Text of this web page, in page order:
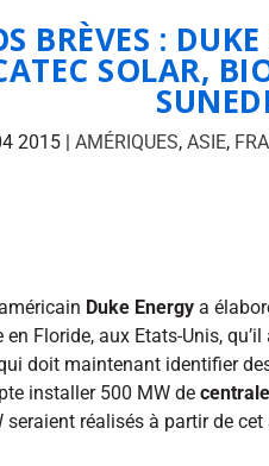
BRÈVES :
SOLAR,
2015| AMÉRIQUES, ASIE,
Duke Energy a
Floride, aux Etats-Unis,
doit maintenant identifier
installer 500 MW de
seraient réalisés à partir de